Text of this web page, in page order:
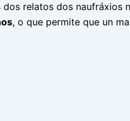
relatos dos naufráxios
, o que permite que un